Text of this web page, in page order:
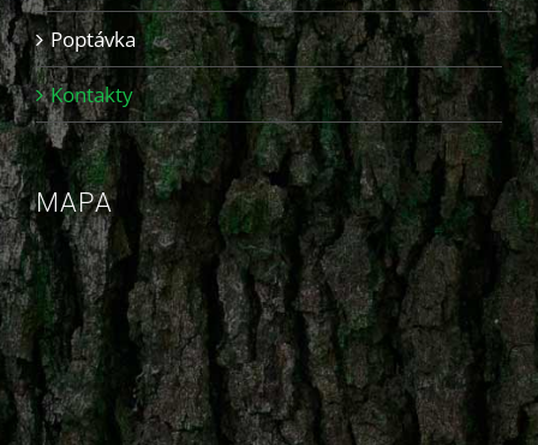
Poptávka
Kontakty
MAPA